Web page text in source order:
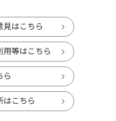
見はこちら
用等はこちら
ら
はこちら